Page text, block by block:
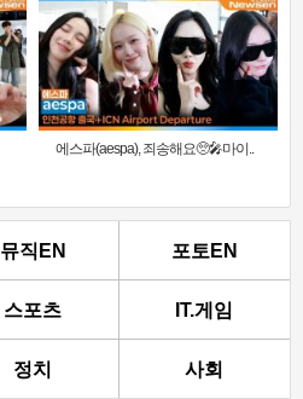
에스파(aespa), 죄송해요🥺🎤마이..
뮤직EN 포토EN
스포츠 IT.게임
정치 사회